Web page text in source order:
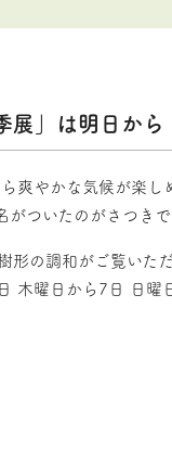
」は明日から
爽やかな気候が楽し
ついたのがさつきで
形の調和がご覧いた
木曜日から7日 日曜